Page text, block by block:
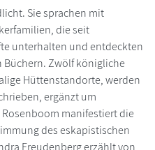
Sie sprachen mit
die seit
unterhalten und entdeckten
Büchern. Zwölf königliche
Hüttenstandorte, werden
ergänzt um
manifestiert die
des eskapistischen